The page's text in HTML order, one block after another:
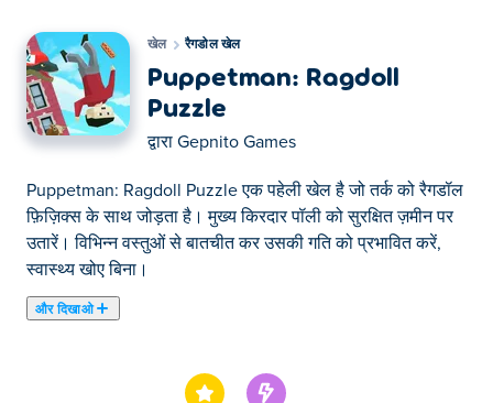
खेल रैगडोल खेल
Puppetman: Ragdoll
Puzzle
द्वारा Gepnito Games
Puppetman: Ragdoll Puzzle एक पहेली खेल है जो तर्क को रैगडॉल
फ़िज़िक्स के साथ जोड़ता है। मुख्य किरदार पॉली को सुरक्षित ज़मीन पर
उतारें। विभिन्न वस्तुओं से बातचीत कर उसकी गति को प्रभावित करें,
स्वास्थ्य खोए बिना।
और दिखाओ
और कैरेक्टर को नीचे लाने के लिए प्लेटफ़ॉर्म को नियंत्रित करने के लिए